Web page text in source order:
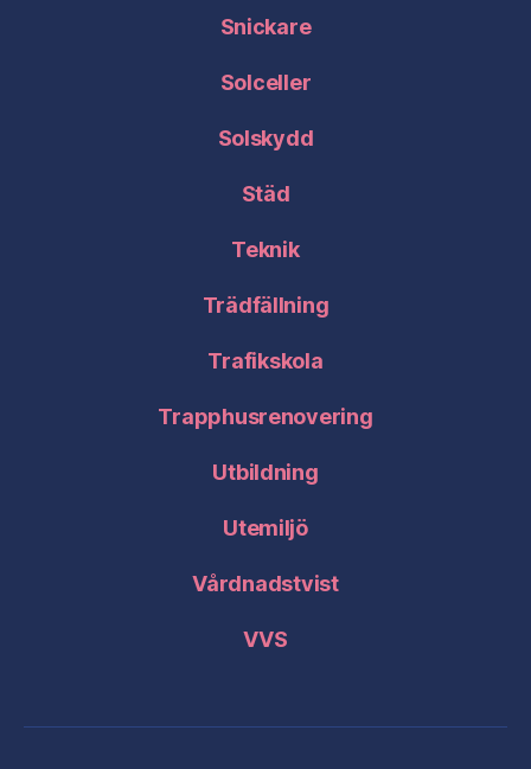
Snickare
Solceller
Solskydd
Städ
Teknik
Trädfällning
Trafikskola
Trapphusrenovering
Utbildning
Utemiljö
Vårdnadstvist
VVS